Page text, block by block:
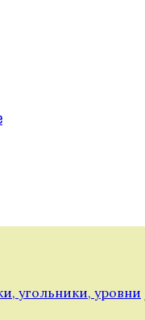
угольники, уровни